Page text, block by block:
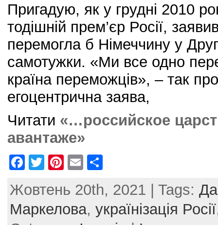
Пригадую, як у грудні 2010
тодішній прем’єр Росії,
перемогла б Німеччину у
самотужки. «Ми все одно
країна переможців», – так
егоцентрична заява,
Читати «…российское
авантаже»
F
c
e
T
itt
er
Pi
er
e
E
ai
l
ar
e
Жовтень 20th, 2021 | Tags:
Маркелова, українізація Росії